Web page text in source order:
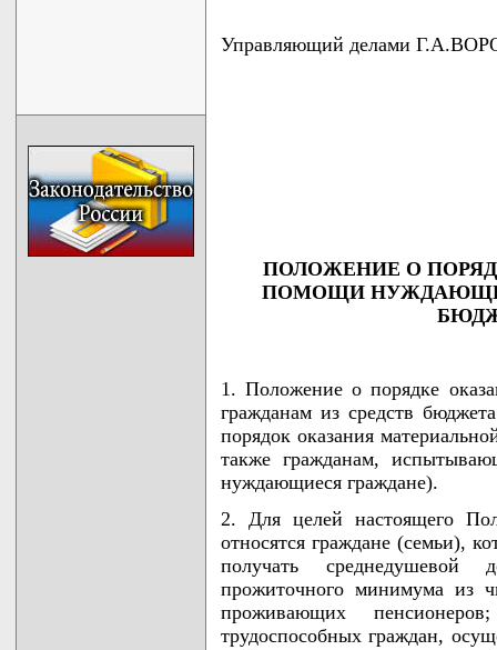
Управляющий делами
ПОЛОЖЕНИЕ О
ПОМОЩИ
1. Положение о порядке
гражданам из средств
порядок оказания
также гражданам,
нуждающиеся граждане).
2. Для целей настоящего
относятся граждане (семьи),
получать среднедушевой
прожиточного минимума из
проживающих
трудоспособных граждан,